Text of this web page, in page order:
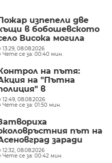
изпепели две
в бобошевското
Висока могила
13:29, 08.08.2026
Чете се за: 00:40 мин.
на пътя:
на "Пътна
в
12:49, 08.08.2026
Чете се за: 01:50 мин.
път на
заради
(СНИМКИ)
12:32, 08.08.2026
Чете се за: 00:42 мин.